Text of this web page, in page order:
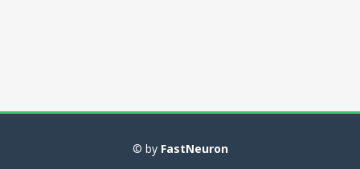
© by FastNeuron